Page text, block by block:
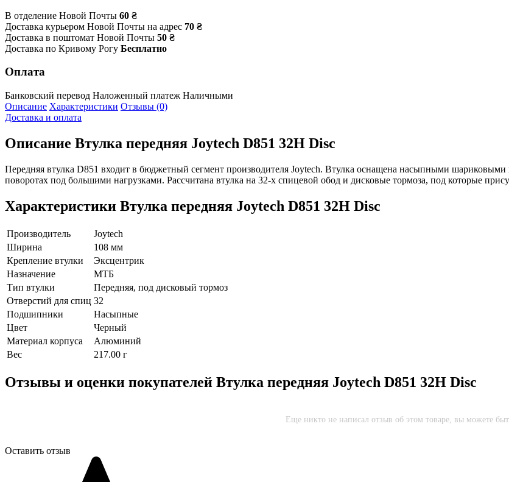
В отделение Новой Почты 60 ₴
Доставка курьером Новой Почты на адрес 70 ₴
Доставка в поштомат Новой Почты 50 ₴
Доставка по Кривому Рогу Бесплатно
Оплата
Банковский перевод Наложенный платеж Наличными
Описание Характеристики Отзывы (0)
Доставка и оплата
Описание Втулка передняя Joytech D851 32H Disc
Передняя втулка D851 входит в бюджетный сегмент производителя Joytech. Втулка оснащена насыпными
поворотах под большими нагрузками. Рассчитана втулка на 32-х спицевой обод и дисковые тормоза, под которые
Характеристики Втулка передняя Joytech D851 32H Disc
Производитель
Joytech
Ширина
108 мм
Крепление втулки
Эксцентрик
Назначение
МТБ
Тип втулки
Передняя, под дисковый тормоз
Отверстий для спиц 32
Подшипники
Насыпные
Цвет
Черный
Материал корпуса
Алюминий
Вес
217.00 г
Отзывы и оценки покупателей Втулка передняя Joytech D851 32H Disc
Еще никто не написал отзыв об этом товаре, вы можете
Оставить отзыв